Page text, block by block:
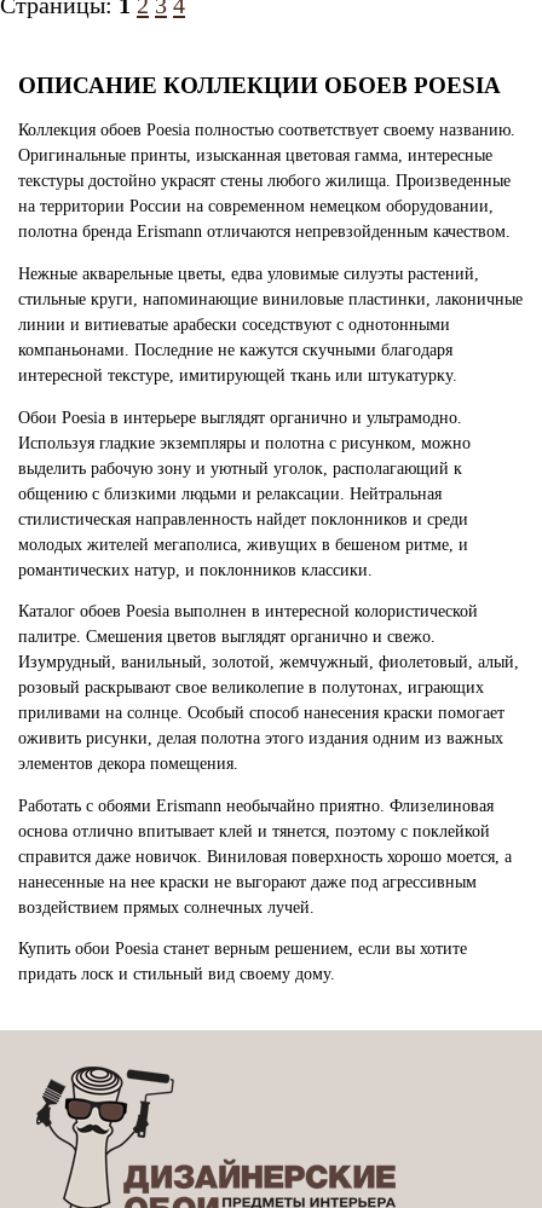
ОПИСАНИЕ КОЛЛЕКЦИИ ОБОЕВ POESIA
Коллекция обоев Poesia полностью соответствует своему названию.
Оригинальные принты, изысканная цветовая гамма, интересные
текстуры достойно украсят стены любого жилища. Произведенные
на территории России на современном немецком оборудовании,
полотна бренда Erismann отличаются непревзойденным качеством.
Нежные акварельные цветы, едва уловимые силуэты растений,
стильные круги, напоминающие виниловые пластинки, лаконичные
линии и витиеватые арабески соседствуют с однотонными
компаньонами. Последние не кажутся скучными благодаря
интересной текстуре, имитирующей ткань или штукатурку.
Обои Poesia в интерьере выглядят органично и ультрамодно.
Используя гладкие экземпляры и полотна с рисунком, можно
выделить рабочую зону и уютный уголок, располагающий к
общению с близкими людьми и релаксации. Нейтральная
стилистическая направленность найдет поклонников и среди
молодых жителей мегаполиса, живущих в бешеном ритме, и
романтических натур, и поклонников классики.
Каталог обоев Poesia выполнен в интересной колористической
палитре. Смешения цветов выглядят органично и свежо.
Изумрудный, ванильный, золотой, жемчужный, фиолетовый, алый,
розовый раскрывают свое великолепие в полутонах, играющих
приливами на солнце. Особый способ нанесения краски помогает
оживить рисунки, делая полотна этого издания одним из важных
элементов декора помещения.
Работать с обоями Erismann необычайно приятно. Флизелиновая
основа отлично впитывает клей и тянется, поэтому с поклейкой
справится даже новичок. Виниловая поверхность хорошо моется, а
нанесенные на нее краски не выгорают даже под агрессивным
воздействием прямых солнечных лучей.
Купить обои Poesia станет верным решением, если вы хотите
придать лоск и стильный вид своему дому.